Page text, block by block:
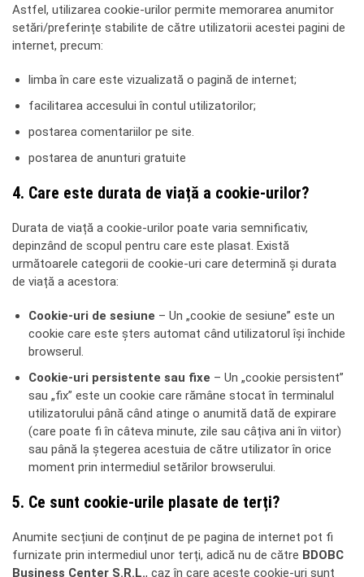
Astfel, utilizarea cookie-urilor permite memorarea anumitor
setări/preferințe stabilite de către utilizatorii acestei pagini de
internet, precum:
limba în care este vizualizată o pagină de internet;
facilitarea accesului în contul utilizatorilor;
postarea comentariilor pe site.
postarea de anunturi gratuite
4. Care este durata de viață a cookie-urilor?
Durata de viață a cookie-urilor poate varia semnificativ,
depinzând de scopul pentru care este plasat. Există
următoarele categorii de cookie-uri care determină și durata
de viață a acestora:
Cookie-uri de sesiune – Un „cookie de sesiune” este un
cookie care este șters automat când utilizatorul își închide
browserul.
Cookie-uri persistente sau fixe – Un „cookie persistent”
sau „fix” este un cookie care rămâne stocat în terminalul
utilizatorului până când atinge o anumită dată de expirare
(care poate fi în câteva minute, zile sau câțiva ani în viitor)
sau până la ștegerea acestuia de către utilizator în orice
moment prin intermediul setărilor browserului.
5. Ce sunt cookie-urile plasate de terți?
Anumite secțiuni de conținut de pe pagina de internet pot fi
furnizate prin intermediul unor terți, adică nu de către BDOBC
Business Center S.R.L., caz în care aceste cookie-uri sunt